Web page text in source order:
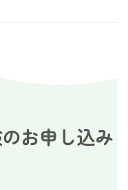
お申し込み